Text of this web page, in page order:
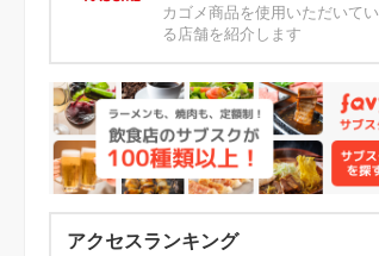
カゴメ商品を使用いただいてい
る店舗を紹介します
アクセスランキング